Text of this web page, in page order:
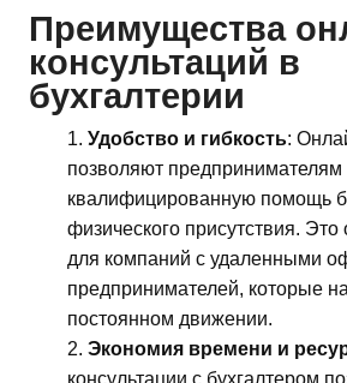
Преимущества
консультаций в
бухгалтерии
Удобство и гибкость:
позволяют предпринимателям
квалифицированную помощь
физического присутствия.
для компаний с удаленными
предпринимателей, которые
постоянном движении.
Экономия времени и
консультации с бухгалтером